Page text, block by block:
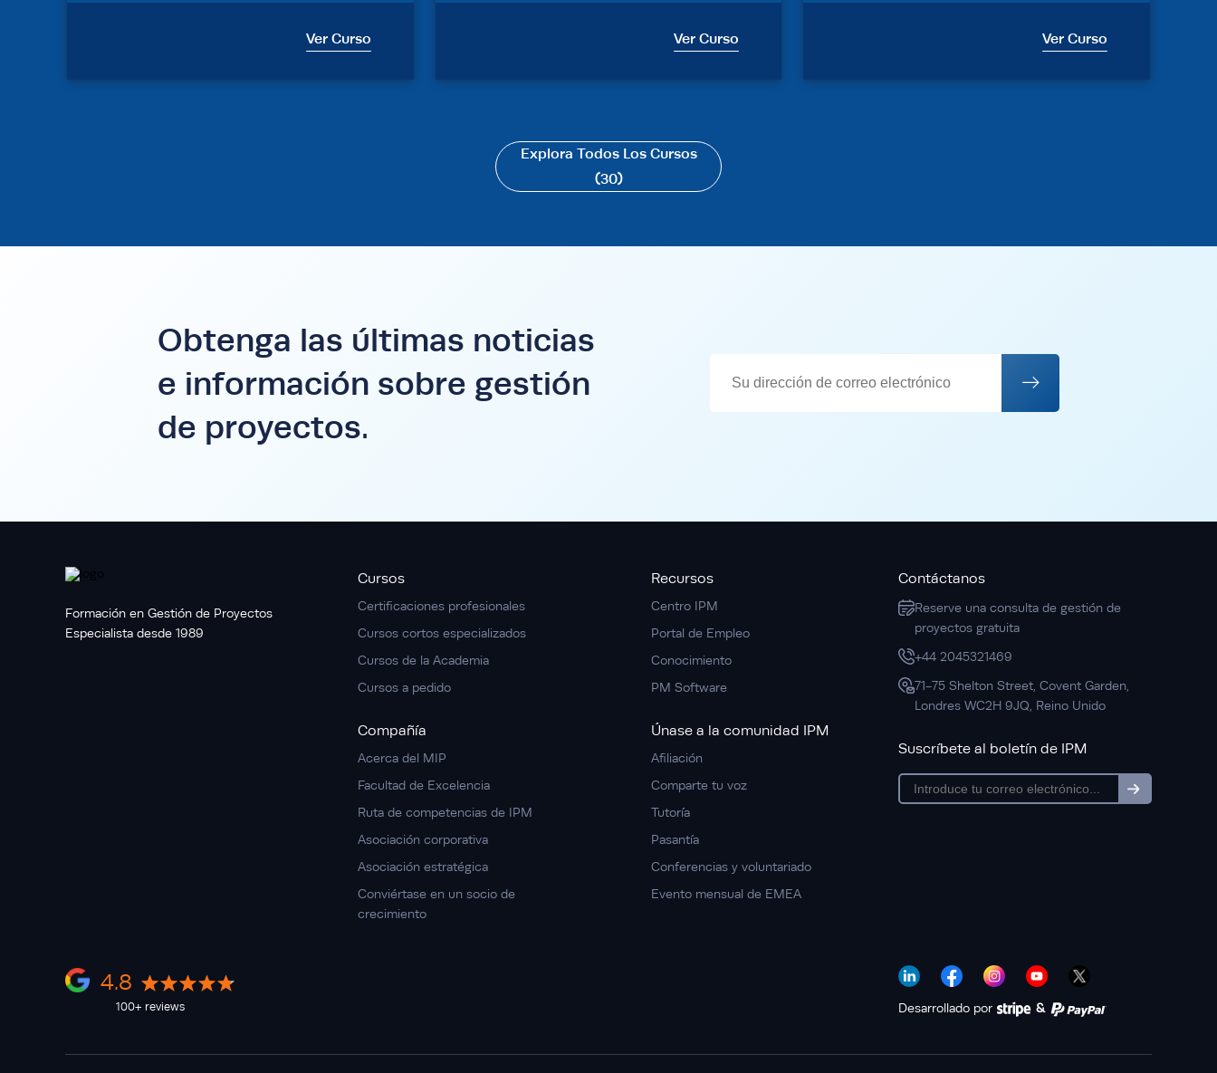
Ver Curso Ver Curso Ver Curso
Explora Todos Los Cursos
(30)
Obtenga las últimas noticias
e información sobre gestión
de proyectos.
Formación en Gestión de Proyectos
Especialista desde 1989
4.8
100+ reviews
Cursos
Certificaciones profesionales
Cursos cortos especializados
Cursos de la Academia
Cursos a pedido
Compañía
Acerca del MIP
Facultad de Excelencia
Ruta de competencias de IPM
Asociación corporativa
Asociación estratégica
Conviértase en un socio de
crecimiento
Recursos
Centro IPM
Portal de Empleo
Conocimiento
PM Software
Únase a la comunidad IPM
Afiliación
Comparte tu voz
Tutoría
Pasantía
Conferencias y voluntariado
Evento mensual de EMEA
Contáctanos
Reserve una consulta de gestión de
proyectos gratuita
+44 2045321469
71-75 Shelton Street, Covent Garden,
Londres WC2H 9JQ, Reino Unido
Suscríbete al boletín de IPM
subscription
Desarrollado por &